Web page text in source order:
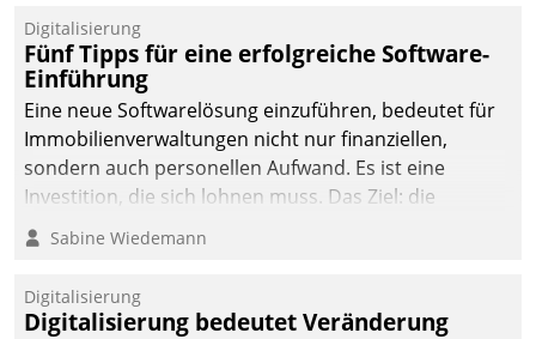
Digitalisierung
Fünf Tipps für eine erfolgreiche Software-
Einführung
Eine neue Softwarelösung einzuführen, bedeutet für
Immobilienverwaltungen nicht nur finanziellen,
sondern auch personellen Aufwand. Es ist eine
Investition, die sich lohnen muss. Das Ziel: die
nachhaltige Optimierung der Geschäftsabläufe. Damit
dieses Ziel erreicht wird, sollten einige Grundregeln
Sabine Wiedemann
Digitalisierung
Digitalisierung bedeutet Veränderung